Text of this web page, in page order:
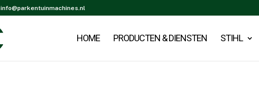
info@parkentuinmachines.nl
HOME PRODUCTEN & DIENSTEN STIHL